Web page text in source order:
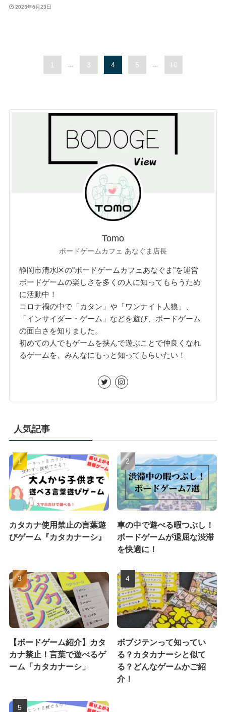
2023年6月23日
1 3 4 5 10
Tomo
ボードゲームカフェ あなぐま店長
静岡市清水区の"ボードゲームカフェあなぐま"を運営
ボードゲームの楽しさを多くの人に知ってもらうため
に活動中！
コロナ禍の中で「カタン」や「ワンナイト人狼」、
「インサイダー・ゲーム」などを遊び、ボードゲーム
の面白さを知りました。
初めての人でもゲームを挟んで遊ぶことで仲良くなれ
るゲームを、みんなにもっと知ってもらいたい！
人気記事
カタカナ使用禁止の言葉遊
びゲーム『カタカナーシ』
車の中で遊べる暇つぶし！
ボードゲームが退屈な渋滞
を快適に！
【ボードゲーム紹介】カタ
カナ禁止！言葉で遊べるゲ
ーム「カタカナーシ」
ボブジテンって知ってい
る？カタカナーシと似て
る？どんなゲームかご紹
介！